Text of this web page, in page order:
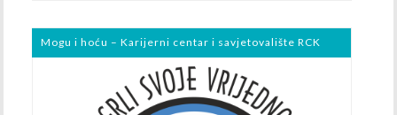
Mogu i hoću – Karijerni centar i savjetovalište RCK